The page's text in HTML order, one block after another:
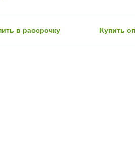
в рассрочку Купить